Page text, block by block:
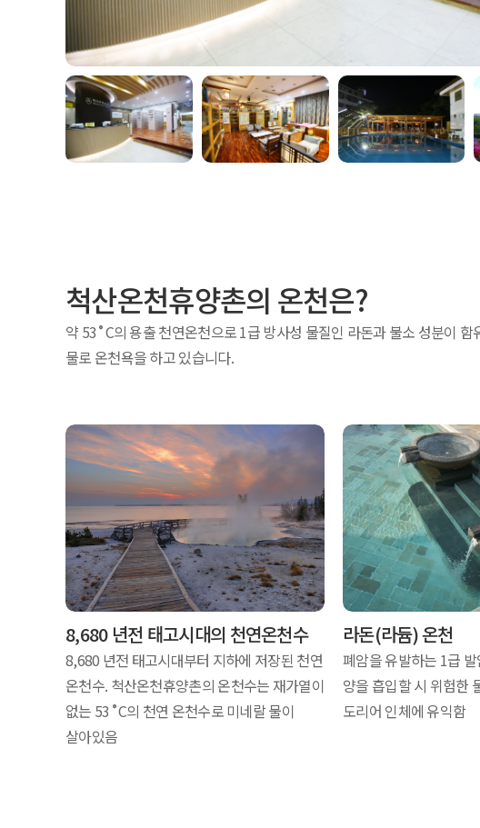
척산온천휴양촌의 온천은?
약 53˚C의 용출 천연온천으로 1급 방사성 물질인 라돈과 불소 성분이
물로 온천욕을 하고 있습니다.
8,680 년전 태고시대의 천연온천수
8,680 년전 태고시대부터 지하에 저장된 천연
온천수. 척산온천휴양촌의 온천수는 재가열이
없는 53˚C의 천연 온천수로 미네랄 물이
살아있음
라돈(라듐) 온천
폐암을 유발하는 1급
양을 흡입할 시 위험한
도리어 인체에 유익함